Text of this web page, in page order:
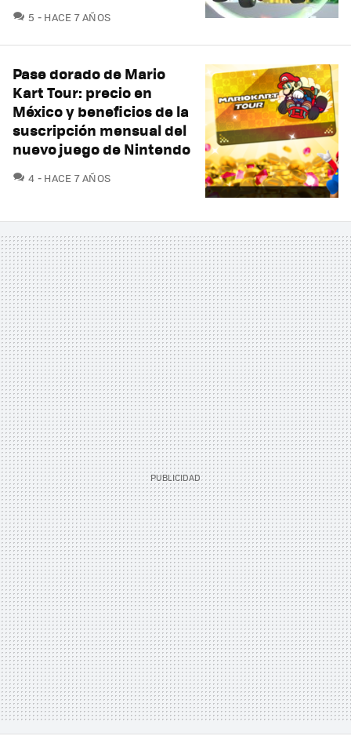
5 COMENTARIOS
HACE 7 AÑOS
Pase dorado de Mario
Kart Tour: precio en
México y beneficios de la
suscripción mensual del
nuevo juego de Nintendo
4 COMENTARIOS
HACE 7 AÑOS